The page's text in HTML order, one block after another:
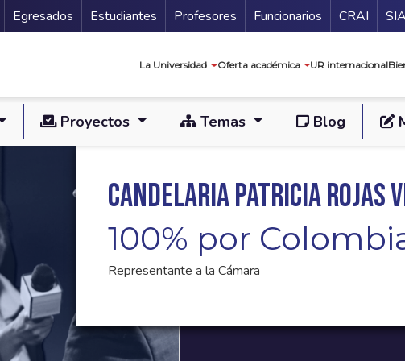
Secundario
Egresados Estudiantes Profesores Funcionarios CRAI
La Universidad Oferta académica UR internacional
Proyectos Temas Blog
Candelaria Patricia Rojas
100% por
Representante a la Cámara